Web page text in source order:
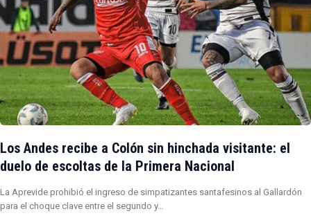
Los Andes recibe a Colón sin hinchada visitante: el
duelo de escoltas de la Primera Nacional
La Aprevide prohibió el ingreso de simpatizantes santafesinos al Gallardón
para el choque clave entre el segundo y…